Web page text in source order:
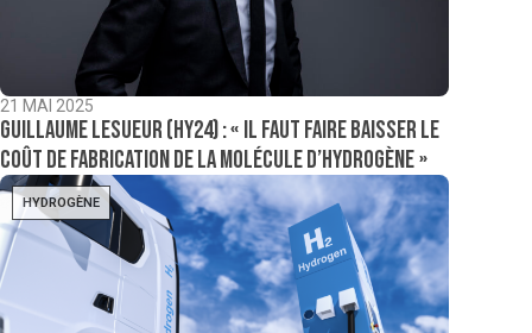
21 MAI 2025
Guillaume Lesueur (Hy24) : « Il faut faire baisser le
coût de fabrication de la molécule d’hydrogène »
HYDROGÈNE